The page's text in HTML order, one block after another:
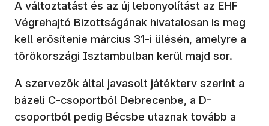
A változtatást és az új lebonyolítást az EHF
Végrehajtó Bizottságának hivatalosan is meg
kell erősítenie március 31-i ülésén, amelyre a
törökországi Isztambulban kerül majd sor.
A szervezők által javasolt játékterv szerint a
bázeli C-csoportból Debrecenbe, a D-
csoportból pedig Bécsbe utaznak tovább a